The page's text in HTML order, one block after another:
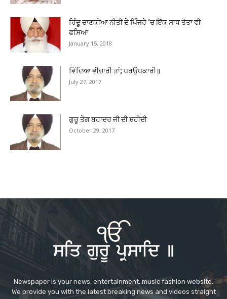
ਹਿੰਦੂ ਚਾਣਕੀਆ ਨੀਤੀ ਦੇ ਪਿੰਜਰੇ ‘ਚ ਇੱਕ ਸਾਧ ਤੋਤਾ ਵੀ
ਫਸਿਆ
January 15, 2018
ਵਿੱਦਿਆ ਵੀਚਾਰੀ ਤਾਂ; ਪਰਉਪਕਾਰੀ॥
July 27, 2017
ਗੁਰੂ ਤੇਗ ਬਹਾਦਰ ਜੀ ਦੀ ਸ਼ਹੀਦੀ
October 29, 2017
Newspaper is your news, entertainment, music fashion website.
We provide you with the latest breaking news and videos straight